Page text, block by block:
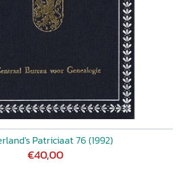
Patriciaat 76 (1992)
€40,00